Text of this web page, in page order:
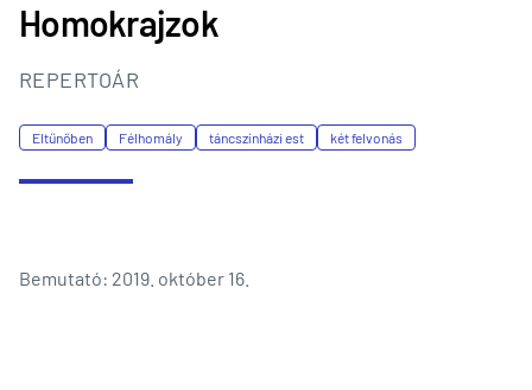
Homokrajzok
REPERTOÁR
Eltűnőben Félhomály táncszínházi est két felvonás
Bemutató: 2019. október 16.